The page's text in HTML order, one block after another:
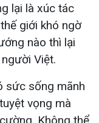
lại là xúc tác
giới khó ngờ
nào thì lại
Việt.
sức sống mãnh
vọng mà
Không thể